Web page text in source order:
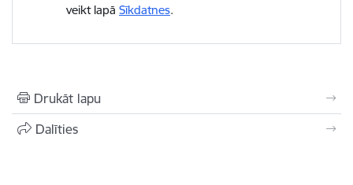
veikt lapā Sīkdatnes.
Drukāt lapu
Dalīties